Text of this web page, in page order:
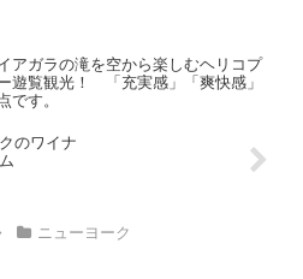
アガラの滝を空から楽しむヘリコプ
遊覧観光！ 「充実感」「爽快感」
です。
のワイナ
ム
ニューヨーク